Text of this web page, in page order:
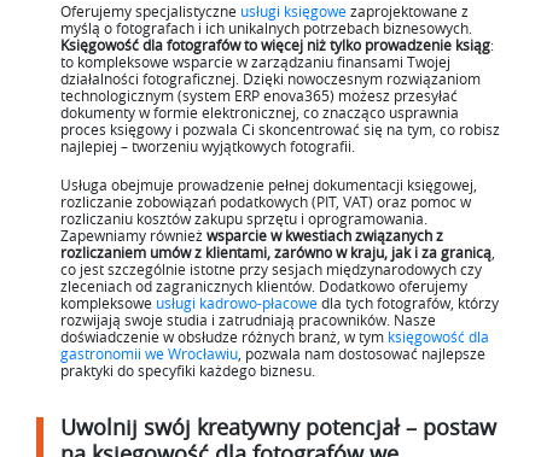
Oferujemy specjalistyczne usługi księgowezaprojektowane z
myślą o fotografach i ich unikalnych potrzebach biznesowych.
Księgowość dla fotografów to więcej niż tylko prowadzenie ksiąg:
to kompleksowe wsparcie w zarządzaniu finansami Twojej
działalności fotograficznej. Dzięki nowoczesnym rozwiązaniom
technologicznym (system ERP enova365) możesz przesyłać
dokumenty w formie elektronicznej, co znacząco usprawnia
proces księgowy i pozwala Ci skoncentrować się na tym, co robisz
najlepiej – tworzeniu wyjątkowych fotografii.
Usługa obejmuje prowadzenie pełnej dokumentacji księgowej,
rozliczanie zobowiązań podatkowych (PIT, VAT) oraz pomoc w
rozliczaniu kosztów zakupu sprzętu i oprogramowania.
Zapewniamy również wsparcie w kwestiach związanych z
rozliczaniem umów z klientami, zarówno w kraju, jak i za granicą
co jest szczególnie istotne przy sesjach międzynarodowych czy
zleceniach od zagranicznych klientów. Dodatkowo oferujemy
kompleksowe usługi kadrowo-płacowedla tych fotografów, którzy
rozwijają swoje studia i zatrudniają pracowników. Nasze
doświadczenie w obsłudze różnych branż, w tym księgowość dla
gastronomii we Wrocławiu , pozwala nam dostosować najlepsze
praktyki do specyfiki każdego biznesu.
Uwolnij swój kreatywny potencjał – postaw